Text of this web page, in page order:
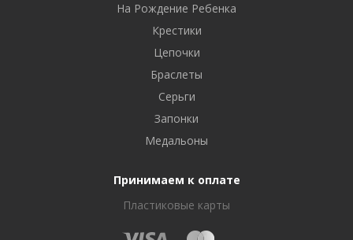
На Рождение Ребенка
Крестики
Цепочки
Браслеты
Серьги
Запонки
Медальоны
Принимаем к оплате
Пластиковые карты